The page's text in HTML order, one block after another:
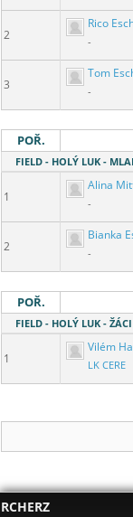
2
Rico
-
3
Tom
-
POŘ.
FIELD - HOLÝ LUK -
1
Alina
-
2
Bianka
-
POŘ.
FIELD - HOLÝ LUK -
1
Vilém
LK CERE
RCHERZ